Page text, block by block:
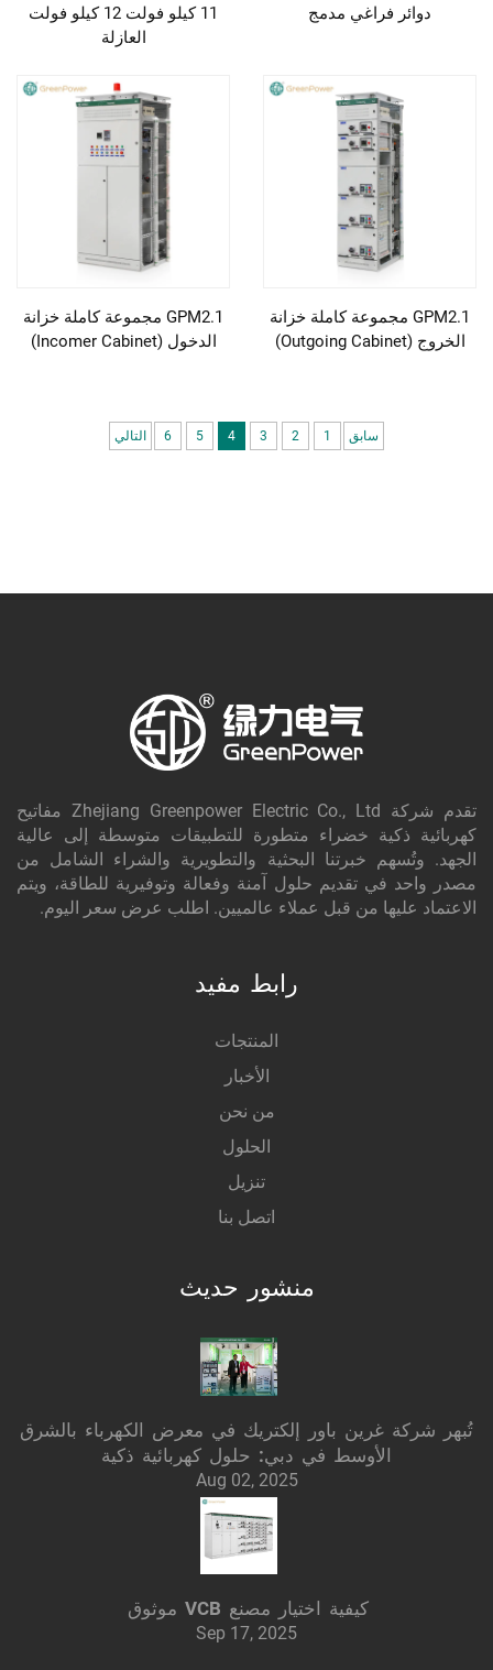
دوائر فراغي مدمج
11 كيلو فولت 12 كيلو فولت
العازلة
GPM2.1 مجموعة كاملة خزانة
الخروج (Outgoing Cabinet)
GPM2.1 مجموعة كاملة خزانة
الدخول (Incomer Cabinet)
سابق 1
2
3
4
5
6 التالي
تقدم شركة Zhejiang Greenpower Electric Co., Ltd مفاتيح
كهربائية ذكية خضراء متطورة للتطبيقات متوسطة إلى عالية
الجهد. وتُسهم خبرتنا البحثية والتطويرية والشراء الشامل من
مصدر واحد في تقديم حلول آمنة وفعالة وتوفيرية للطاقة، ويتم
الاعتماد عليها من قبل عملاء عالميين. اطلب عرض سعر اليوم.
رابط مفيد
المنتجات
الأخبار
من نحن
الحلول
تنزيل
اتصل بنا
منشور حديث
تُبهر شركة غرين باور إلكتريك في معرض الكهرباء بالشرق
الأوسط في دبي: حلول كهربائية ذكية
Aug 02, 2025
كيفية اختيار مصنع VCB موثوق
Sep 17, 2025